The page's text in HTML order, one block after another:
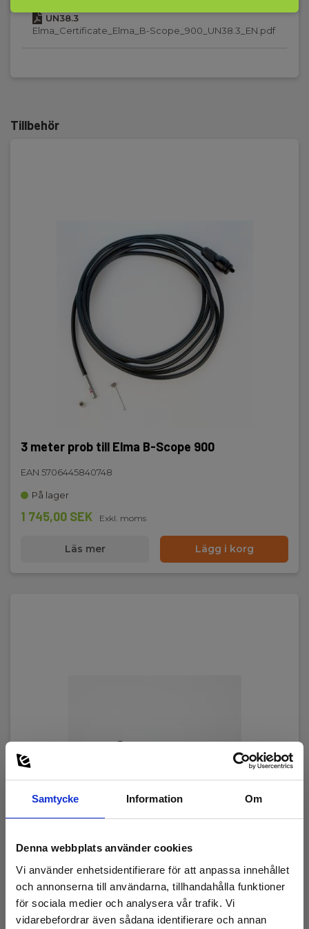
Samtycke Information Om
Denna webbplats använder cookies
Vi använder enhetsidentifierare för att anpassa innehållet
och annonserna till användarna, tillhandahålla funktioner
för sociala medier och analysera vår trafik. Vi
vidarebefordrar även sådana identifierare och annan
IP-klass:
67
575
Skärmstorlek (:
Filformat:
MP4,JPEG
Videoutgång:
Kameraprob medföljer:
Probdiameter (mm):
Problängd (cm):
100
Upplösning horisontell (pixlar):
UN38.3
Elma_Certificate_Elma_B-Scope_900_UN38.3_EN.pdf
Tillbehör
3 meter prob till Elma B-Scope 900
EAN 5706445840748
På lager
1 745,00 SEK Exkl. moms
Läs mer Lägg i korg
Tillbehörsset med krok och magnet till Elma B-
scope 800/900